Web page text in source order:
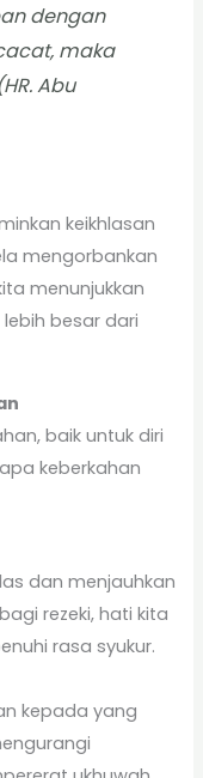
dengan
maka
Abu
keikhlasan
mengorbankan
menunjukkan
besar dari
baik untuk diri
keberkahan
dan menjauhkan
rezeki, hati kita
rasa syukur.
kepada yang